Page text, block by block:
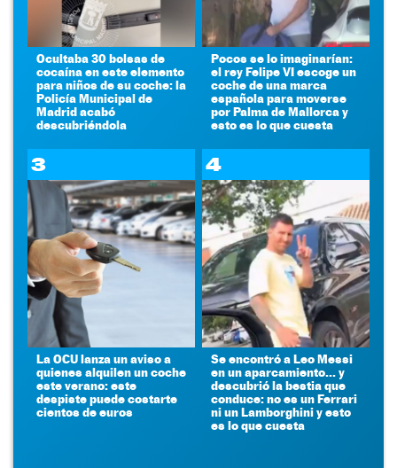
Ocultaba 30 bolsas de
cocaína en este elemento
para niños de su coche: la
Policía Municipal de
Madrid acabó
descubriéndola
Pocos se lo imaginarían:
el rey Felipe VI escoge un
coche de una marca
española para moverse
por Palma de Mallorca y
esto es lo que cuesta
3
La OCU lanza un aviso a
quienes alquilen un coche
este verano: este
despiste puede costarte
cientos de euros
4
Se encontró a Leo Messi
en un aparcamiento... y
descubrió la bestia que
conduce: no es un Ferrari
ni un Lamborghini y esto
es lo que cuesta